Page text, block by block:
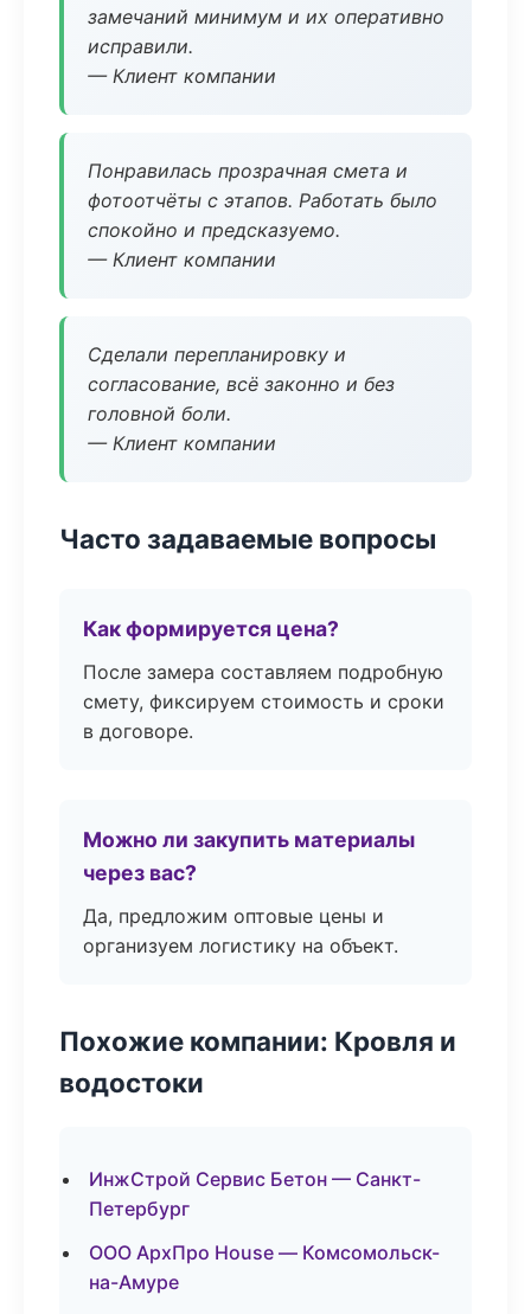
замечаний минимум и их оперативно
исправили.
— Клиент компании
Понравилась прозрачная смета и
фотоотчёты с этапов. Работать было
спокойно и предсказуемо.
— Клиент компании
Сделали перепланировку и
согласование, всё законно и без
головной боли.
— Клиент компании
Часто задаваемые вопросы
Как формируется цена?
После замера составляем подробную
смету, фиксируем стоимость и сроки
в договоре.
Можно ли закупить материалы
через вас?
Да, предложим оптовые цены и
организуем логистику на объект.
Похожие компании: Кровля и
водостоки
ИнжСтрой Сервис Бетон — Санкт-
Петербург
ООО АрхПро House — Комсомольск-
на-Амуре